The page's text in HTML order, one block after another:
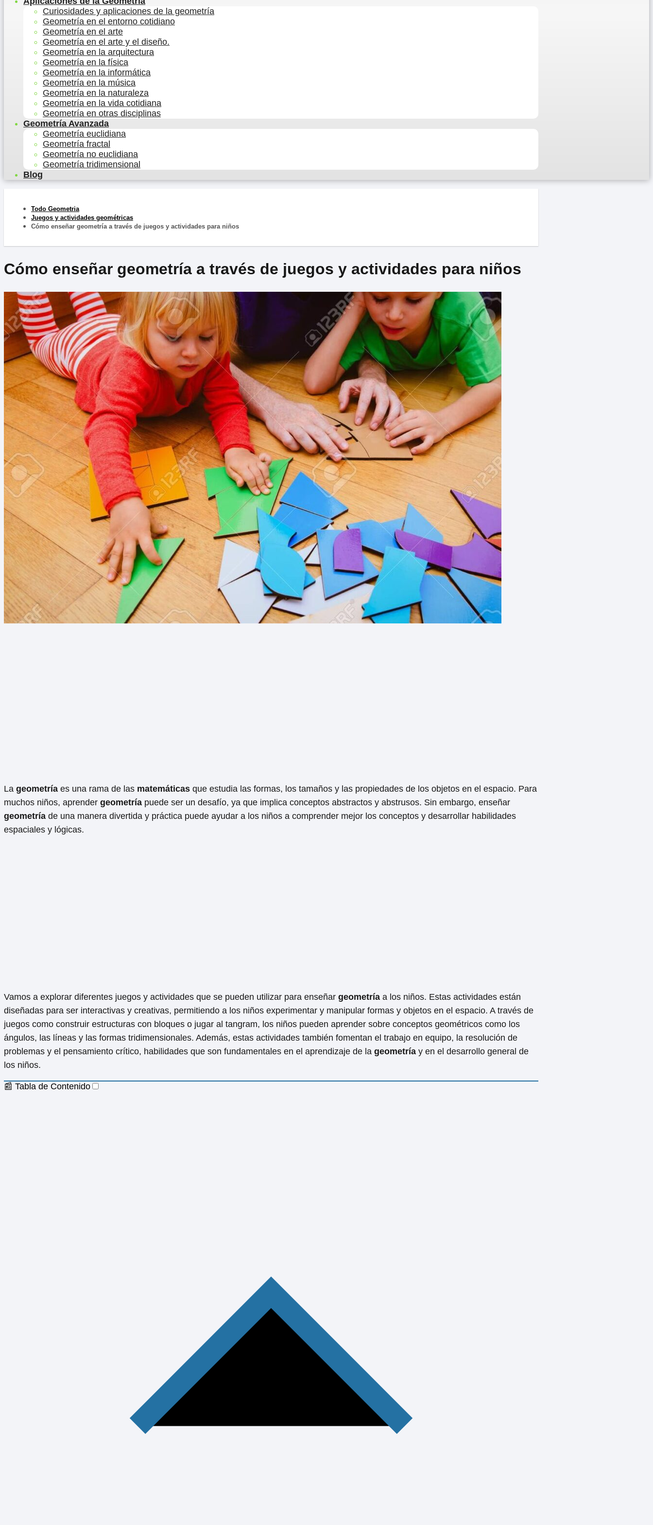
Curiosidades y aplicaciones de la geometría
Geometría en el entorno cotidiano
Geometría en el arte
Geometría en el arte y el diseño.
Geometría en la arquitectura
Geometría en la física
Geometría en la informática
Geometría en la música
Geometría en la naturaleza
Geometría en la vida cotidiana
Geometría en otras disciplinas
Geometría Avanzada
Geometría euclidiana
Geometría fractal
Geometría no euclidiana
Geometría tridimensional
Blog
Todo Geometria
Juegos y actividades geométricas
Cómo enseñar geometría a través de juegos y actividades para niños
Cómo enseñar geometría a través de juegos y actividades para niños
La geometría es una rama de las matemáticas que estudia las formas, los tamaños y las propiedades de los objetos en el espacio. Para
muchos niños, aprender geometría puede ser un desafío, ya que implica conceptos abstractos y abstrusos. Sin embargo, enseñar
geometría de una manera divertida y práctica puede ayudar a los niños a comprender mejor los conceptos y desarrollar habilidades
espaciales y lógicas.
Vamos a explorar diferentes juegos y actividades que se pueden utilizar para enseñar geometría a los niños. Estas actividades están
diseñadas para ser interactivas y creativas, permitiendo a los niños experimentar y manipular formas y objetos en el espacio. A través de
juegos como construir estructuras con bloques o jugar al tangram, los niños pueden aprender sobre conceptos geométricos como los
ángulos, las líneas y las formas tridimensionales. Además, estas actividades también fomentan el trabajo en equipo, la resolución de
problemas y el pensamiento crítico, habilidades que son fundamentales en el aprendizaje de la geometría y en el desarrollo general de
los niños.
📰 Tabla de Contenido